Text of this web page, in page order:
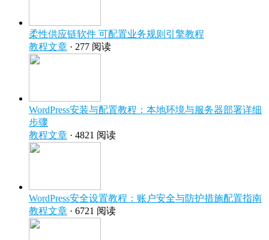
柔性供应链软件 可配置业务规则引擎教程
教程文章 · 277 阅读
WordPress安装与配置教程：本地环境与服务器部署详细
步骤
教程文章 · 4821 阅读
WordPress安全设置教程：账户安全与防护措施配置指南
教程文章 · 6721 阅读